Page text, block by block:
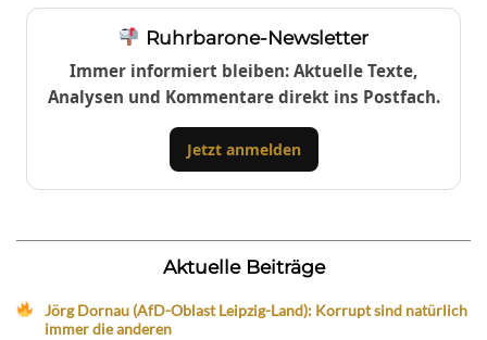
Ruhrbarone-Newsletter
Immer informiert bleiben: Aktuelle Texte,
Analysen und Kommentare direkt ins Postfach.
Jetzt anmelden
Aktuelle Beiträge
Jörg Dornau (AfD-Oblast Leipzig-Land): Korrupt sind natürlich
immer die anderen